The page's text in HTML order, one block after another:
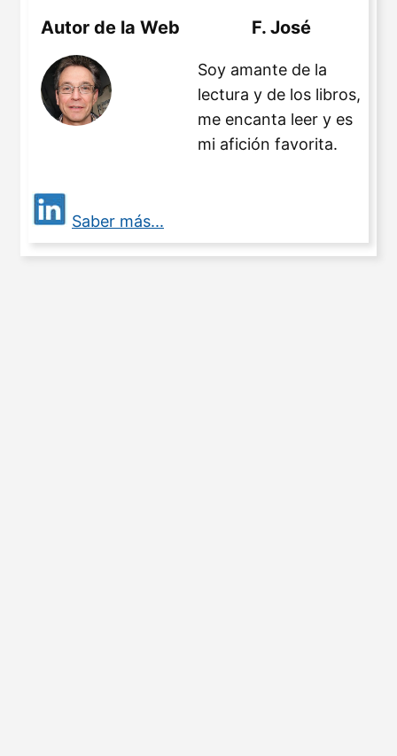
Autor de la Web F. José
Soy amante de la
lectura y de los libros,
me encanta leer y es
mi afición favorita.
Saber más...